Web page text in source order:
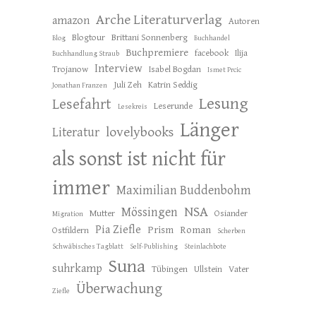
amazon Arche Literaturverlag Autoren
Blog Blogtour Brittani Sonnenberg
Buchhandel
Buchhandlung Straub
Buchpremiere facebook Ilija
Trojanow
Interview Isabel Bogdan
Ismet Prcic
Jonathan Franzen
Juli Zeh Katrin Seddig
Lesefahrt Lesekreis Leserunde Lesung
Literatur lovelybooks Länger
als sonst ist nicht für
immer Maximilian Buddenbohm
Migration Mutter Mössingen NSA Osiander
Ostfildern Pia Ziefle Prism Roman
Scherben
Schwäbisches Tagblatt
Self-Publishing Steinlachbote
suhrkamp Suna Tübingen Ullstein Vater
Ziefle Überwachung